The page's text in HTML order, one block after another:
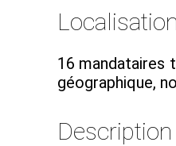
Localisation
16 mandataires
géographique,